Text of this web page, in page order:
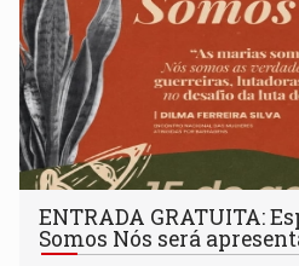
ENTRADA GRATUITA:
Somos Nós será